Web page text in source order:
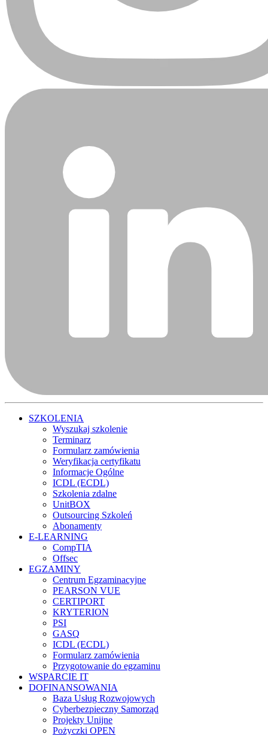
SZKOLENIA
Wyszukaj szkolenie
Terminarz
Formularz zamówienia
Weryfikacja certyfikatu
Informacje Ogólne
ICDL (ECDL)
Szkolenia zdalne
UnitBOX
Outsourcing Szkoleń
Abonamenty
E-LEARNING
CompTIA
Offsec
EGZAMINY
Centrum Egzaminacyjne
PEARSON VUE
CERTIPORT
KRYTERION
PSI
GASQ
ICDL (ECDL)
Formularz zamówienia
Przygotowanie do egzaminu
WSPARCIE IT
DOFINANSOWANIA
Baza Usług Rozwojowych
Cyberbezpieczny Samorząd
Projekty Unijne
Pożyczki OPEN